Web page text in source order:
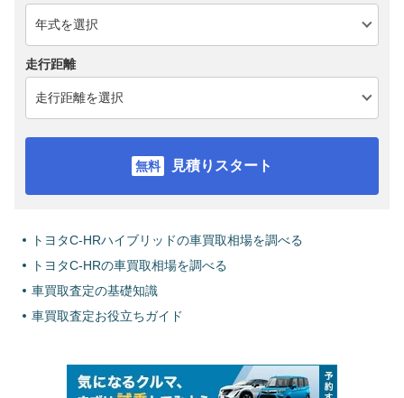
走行距離
見積りスタート
トヨタC-HRハイブリッドの車買取相場を調べる
トヨタC-HRの車買取相場を調べる
車買取査定の基礎知識
車買取査定お役立ちガイド